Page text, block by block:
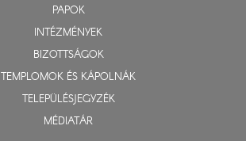
PAPOK
INTÉZMÉNYEK
BIZOTTSÁGOK
TEMPLOMOK ÉS KÁPOLNÁK
TELEPÜLÉSJEGYZÉK
MÉDIATÁR